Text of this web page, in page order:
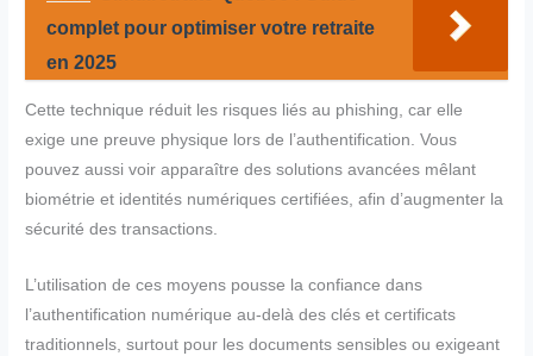
complet pour optimiser votre retraite
en 2025
Cette technique réduit les risques liés au phishing, car elle
exige une preuve physique lors de l’authentification. Vous
pouvez aussi voir apparaître des solutions avancées mêlant
biométrie et identités numériques certifiées, afin d’augmenter la
sécurité des transactions.
L’utilisation de ces moyens pousse la confiance dans
l’authentification numérique au-delà des clés et certificats
traditionnels, surtout pour les documents sensibles ou exigeant